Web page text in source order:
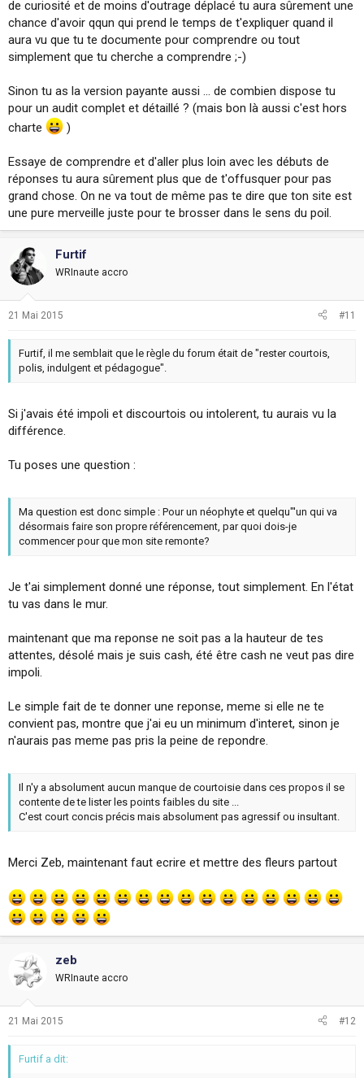
de curiosité et de moins d'outrage déplacé tu aura sûrement une
chance d'avoir qqun qui prend le temps de t'expliquer quand il
aura vu que tu te documente pour comprendre ou tout
simplement que tu cherche a comprendre ;-)
Sinon tu as la version payante aussi ... de combien dispose tu
pour un audit complet et détaillé ? (mais bon là aussi c'est hors
charte
)
Essaye de comprendre et d'aller plus loin avec les débuts de
réponses tu aura sûrement plus que de t'offusquer pour pas
grand chose. On ne va tout de même pas te dire que ton site est
une pure merveille juste pour te brosser dans le sens du poil.
Furtif
WRInaute accro
21 Mai 2015 #11
Furtif, il me semblait que le règle du forum était de "rester courtois,
polis, indulgent et pédagogue".
Si j'avais été impoli et discourtois ou intolerent, tu aurais vu la
différence.
Tu poses une question :
Ma question est donc simple : Pour un néophyte et quelqu"'un qui va
désormais faire son propre référencement, par quoi dois-je
commencer pour que mon site remonte?
Je t'ai simplement donné une réponse, tout simplement. En l'état
tu vas dans le mur.
maintenant que ma reponse ne soit pas a la hauteur de tes
attentes, désolé mais je suis cash, été être cash ne veut pas dire
impoli.
Le simple fait de te donner une reponse, meme si elle ne te
convient pas, montre que j'ai eu un minimum d'interet, sinon je
n'aurais pas meme pas pris la peine de repondre.
Il n'y a absolument aucun manque de courtoisie dans ces propos il se
contente de te lister les points faibles du site ...
C'est court concis précis mais absolument pas agressif ou insultant.
Merci Zeb, maintenant faut ecrire et mettre des fleurs partout
zeb
WRInaute accro
21 Mai 2015 #12
Furtif a dit: